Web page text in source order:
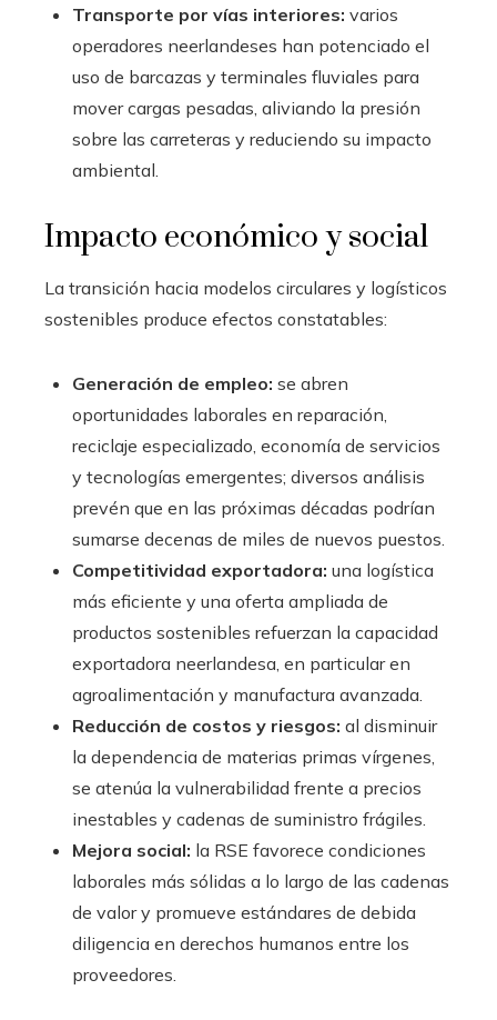
Transporte por vías interiores: varios
operadores neerlandeses han potenciado el
uso de barcazas y terminales fluviales para
mover cargas pesadas, aliviando la presión
sobre las carreteras y reduciendo su impacto
ambiental.
Impacto económico y social
La transición hacia modelos circulares y logísticos
sostenibles produce efectos constatables:
Generación de empleo: se abren
oportunidades laborales en reparación,
reciclaje especializado, economía de servicios
y tecnologías emergentes; diversos análisis
prevén que en las próximas décadas podrían
sumarse decenas de miles de nuevos puestos.
Competitividad exportadora: una logística
más eficiente y una oferta ampliada de
productos sostenibles refuerzan la capacidad
exportadora neerlandesa, en particular en
agroalimentación y manufactura avanzada.
Reducción de costos y riesgos: al disminuir
la dependencia de materias primas vírgenes,
se atenúa la vulnerabilidad frente a precios
inestables y cadenas de suministro frágiles.
Mejora social: la RSE favorece condiciones
laborales más sólidas a lo largo de las cadenas
de valor y promueve estándares de debida
diligencia en derechos humanos entre los
proveedores.